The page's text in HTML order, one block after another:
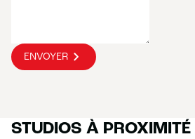
ENVOYER
STUDIOS À PROXIMITÉ